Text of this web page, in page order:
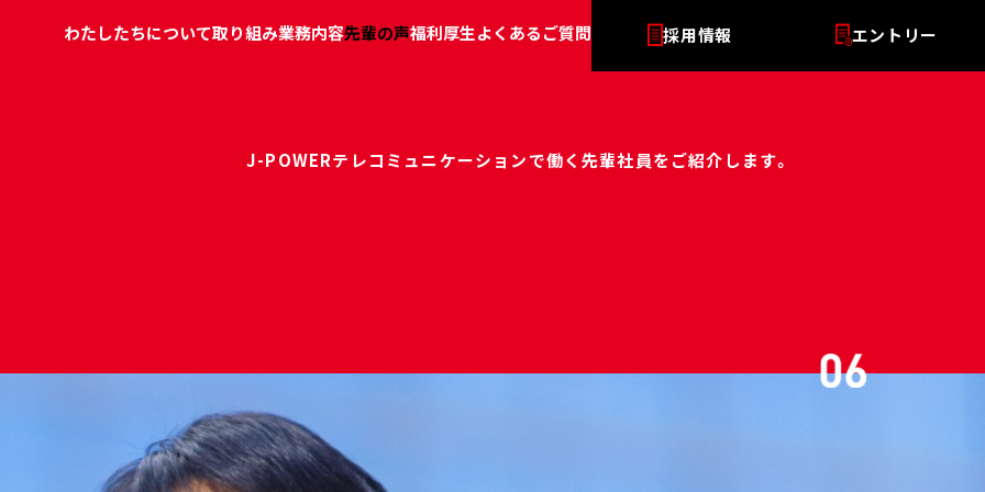
J-POWERテレコミュニケーションで働く先輩社員をご紹介します。